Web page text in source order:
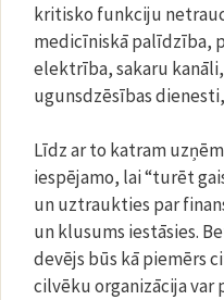
kritisko funkciju
medicīniskā palīdzība,
elektrība, sakaru
ugunsdzēsības
Līdz ar to katram
iespējamo, lai “turēt
un uztraukties par
un klusums iestāsies.
devējs būs kā piemērs
cilvēku organizācija